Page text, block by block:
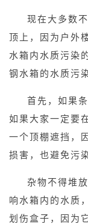
现在大多数
顶上，因为户外
水箱内水质污染
钢水箱的水质污
首先，如果
如果大家一定要
一个顶棚遮挡，
损害，也避免污
杂物不得堆
响水箱内的水质
划伤盒子，因为